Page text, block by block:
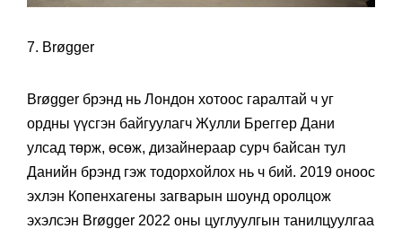
7. Brøgger
Brøgger брэнд нь Лондон хотоос гаралтай ч уг
ордны үүсгэн байгуулагч Жулли Бреггер Дани
улсад төрж, өсөж, дизайнераар сурч байсан тул
Данийн брэнд гэж тодорхойлох нь ч бий. 2019 оноос
эхлэн Копенхагены загварын шоунд оролцож
эхэлсэн Brøgger 2022 оны цуглуулгын танилцуулгаа